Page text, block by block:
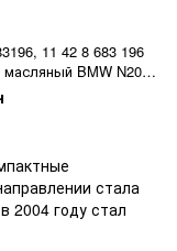
11 42 8 683 196
BMW N20 /
/ N55 / BMW 1
E82/E88/F20/F21 / 2
F33 / 5
F07/F10/F11/F18 / 6
F06/F12/F13 / 7
стала
2004 году стал